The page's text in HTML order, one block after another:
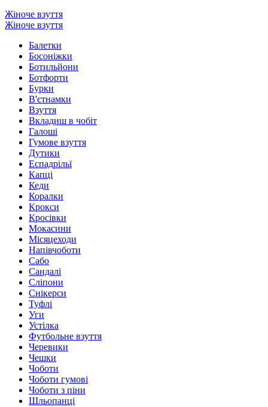
Жіноче взуття
Жіноче взуття
Балетки
Босоніжки
Ботильйони
Ботфорти
Бурки
В'єтнамки
Взуття
Вкладиш в чобіт
Галоші
Гумове взуття
Дутики
Еспадрільї
Капці
Кеди
Коралки
Крокси
Кросівки
Мокасини
Місяцеходи
Напівчоботи
Сабо
Сандалі
Сліпони
Снікерси
Туфлі
Уги
Устілка
Футбольне взуття
Черевики
Чешки
Чоботи
Чоботи гумові
Чоботи з піни
Шльопанці